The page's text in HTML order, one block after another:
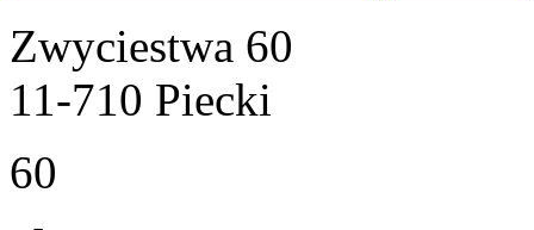
Zwyciestwa 60
11-710 Piecki
60